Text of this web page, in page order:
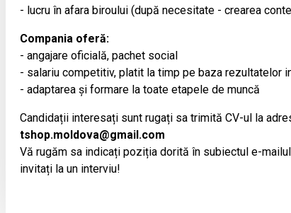
- lucru în afara biroului (după necesitate - crearea
Compania oferă:
- angajare oficială, pachet social
- salariu competitiv, platit la timp pe baza rezultatelor
- adaptarea și formare la toate etapele de muncă
Candidații interesați sunt rugați sa trimită CV-ul la
tshop.moldova@gmail.com
Vă rugăm sa indicați poziția dorită în subiectul e-
invitați la un interviu!